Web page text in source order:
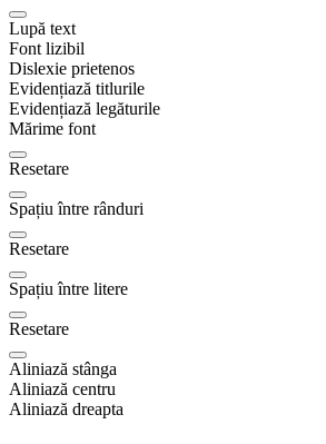
Lupă text
Font lizibil
Dislexie prietenos
Evidențiază titlurile
Evidențiază legăturile
Mărime font
Resetare
Spațiu între rânduri
Resetare
Spațiu între litere
Resetare
Aliniază stânga
Aliniază centru
Aliniază dreapta